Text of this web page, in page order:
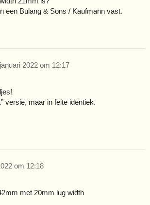
een Bulang & Sons / Kaufmann vast.
2022 om 12:17
versie, maar in feite identiek.
om 12:18
met 20mm lug width